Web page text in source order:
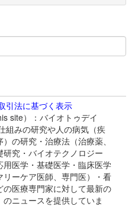
引法に基づく表示
site）：バイオトゥデイ
組みの研究や人の病気（疾
の研究・治療法（治療薬、
究・バイオテクノロジー
用医学・基礎医学・臨床医学
ーケア医師、専門医）・看
医療専門家に対して最新の
ニュースを提供していま